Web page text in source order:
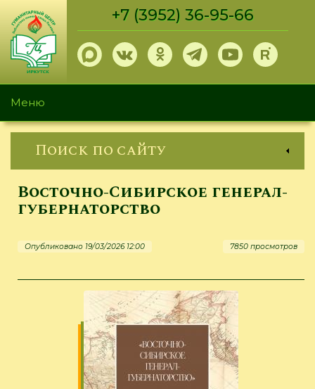
Перейти
основному
содержанию
+7 (3952) 36-95-66
Меню
Поиск по сайту
Восточно-Сибирское генерал-
губернаторство
Опубликовано 19/03/2026 12:00 7850 просмотров